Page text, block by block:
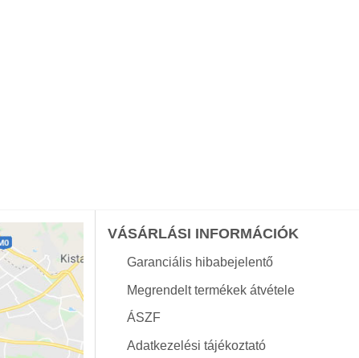
VÁSÁRLÁSI INFORMÁCIÓK
Garanciális hibabejelentő
Megrendelt termékek átvétele
ÁSZF
Adatkezelési tájékoztató